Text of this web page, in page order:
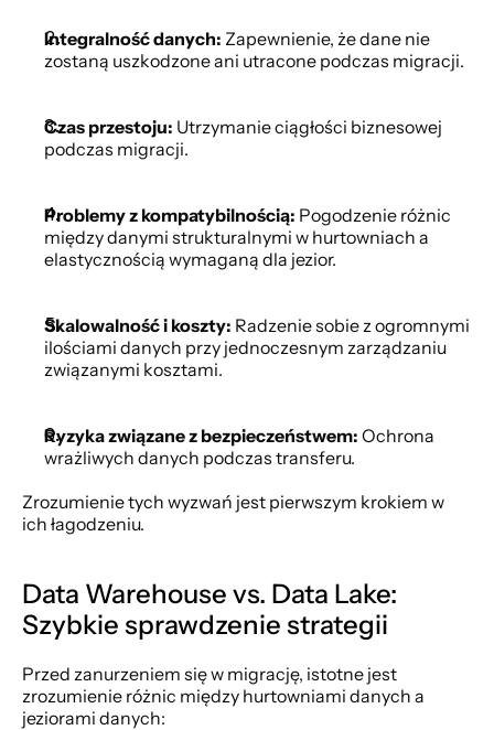
Integralność danych: Zapewnienie, że dane nie
zostaną uszkodzone ani utracone podczas migracji.
Czas przestoju: Utrzymanie ciągłości biznesowej
podczas migracji.
Problemy z kompatybilnością: Pogodzenie różnic
między danymi strukturalnymi w hurtowniach a
elastycznością wymaganą dla jezior.
Skalowalność i koszty: Radzenie sobie z ogromnymi
ilościami danych przy jednoczesnym zarządzaniu
związanymi kosztami.
Ryzyka związane z bezpieczeństwem: Ochrona
wrażliwych danych podczas transferu.
Zrozumienie tych wyzwań jest pierwszym krokiem w
ich łagodzeniu.
Data Warehouse vs. Data Lake:
Szybkie sprawdzenie strategii
Przed zanurzeniem się w migrację, istotne jest
zrozumienie różnic między hurtowniami danych a
jeziorami danych: